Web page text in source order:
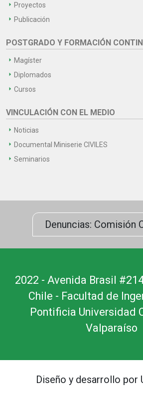
Proyectos
Publicación
POSTGRADO Y FORMACIÓN
Magíster
Diplomados
Cursos
VINCULACIÓN CON EL MEDIO
Noticias
Documental Miniserie CIVILES
Seminarios
Denuncias: Comisión
2022 - Avenida Brasil
Chile - Facultad de
Pontificia Universidad
Valparaíso
Diseño y desarrollo por